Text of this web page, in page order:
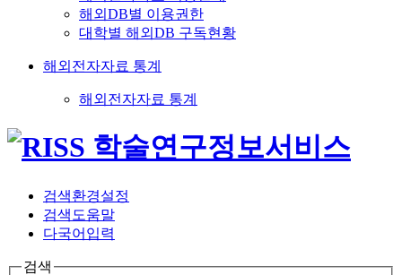
해외DB별 이용권한
대학별 해외DB 구독현황
해외전자자료 통계
해외전자자료 통계
검색환경설정
검색도움말
다국어입력
검색